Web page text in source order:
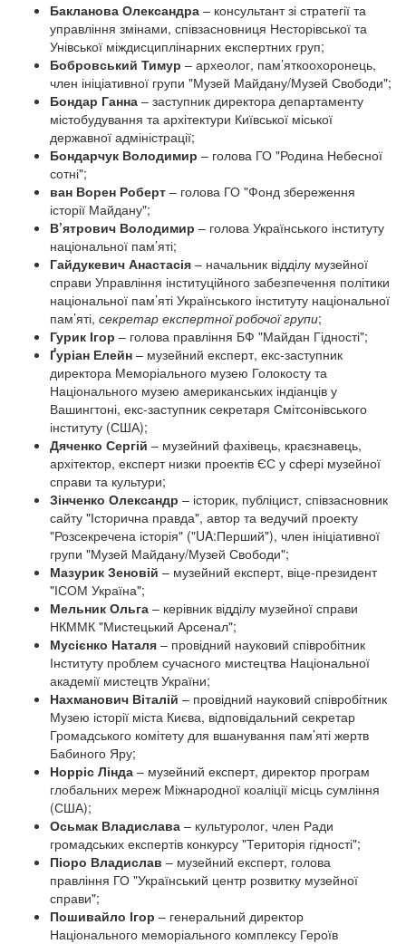
Бакланова Олександра – консультант зі стратегії та
управління змінами, співзасновниця Несторівської та
Унівської міждисциплінарних експертних груп;
Бобровський Тимур – археолог, пам’яткоохоронець,
член ініціативної групи "Музей Майдану/Музей Свободи";
Бондар Ганна – заступник директора департаменту
містобудування та архітектури Київської міської
державної адміністрації;
Бондарчук Володимир – голова ГО "Родина Небесної
сотні";
ван Ворен Роберт – голова ГО "Фонд збереження
історії Майдану";
В’ятрович Володимир – голова Українського інституту
національної пам’яті;
Гайдукевич Анастасія – начальник відділу музейної
справи Управління інституційного забезпечення політики
національної пам’яті Українського інституту національної
пам’яті, секретар експертної робочої групи;
Гурик Ігор – голова правління БФ "Майдан Гідності";
Ґуріан Елейн – музейний експерт, екс-заступник
директора Меморіального музею Голокосту та
Національного музею американських індіанців у
Вашингтоні, екс-заступник секретаря Смітсонівського
інституту (США);
Дяченко Сергій – музейний фахівець, краєзнавець,
архітектор, експерт низки проектів ЄС у сфері музейної
справи та культури;
Зінченко Олександр – історик, публіцист, співзасновник
сайту "Історична правда", автор та ведучий проекту
"Розсекречена історія" ("UA:Перший"), член ініціативної
групи "Музей Майдану/Музей Свободи";
Мазурик Зеновій – музейний експерт, віце-президент
"ІСОМ Україна";
Мельник Ольга – керівник відділу музейної справи
НКММК "Мистецький Арсенал";
Мусієнко Наталя – провідний науковий співробітник
Інституту проблем сучасного мистецтва Національної
академії мистецтв України;
Нахманович Віталій – провідний науковий співробітник
Музею історії міста Києва, відповідальний секретар
Громадського комітету для вшанування пам’яті жертв
Бабиного Яру;
Норріс Лінда – музейний експерт, директор програм
глобальних мереж Міжнародної коаліції місць сумління
(США);
Осьмак Владислава – культуролог, член Ради
громадських експертів конкурсу "Територія гідності";
Піоро Владислав – музейний експерт, голова
правління ГО "Український центр розвитку музейної
справи";
Пошивайло Ігор – генеральний директор
Національного меморіального комплексу Героїв